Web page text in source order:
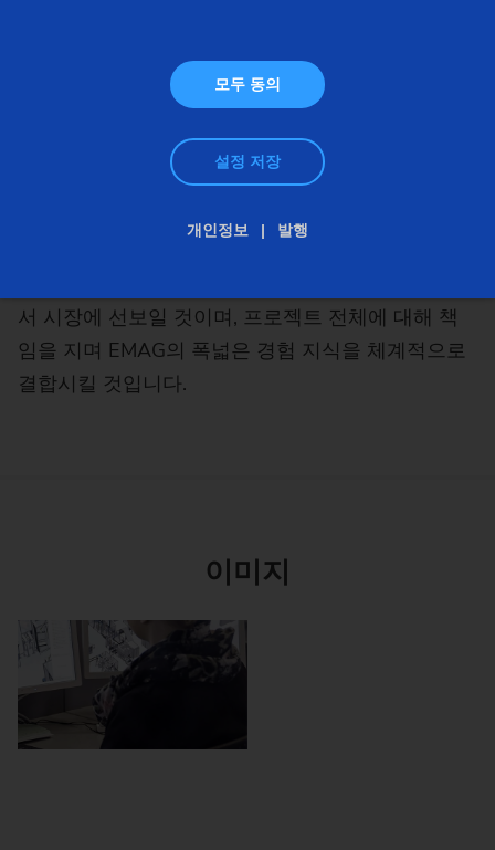
을 보장할 수 있습니다. 바로 이러한 분야에서 EMAG
경질 가공 방식까지 모든 프로세스 체인을 제공하는
소수의 장비 제조업체에 속합니다. 이제 전문가들이
다음 단계를 진행합니다: EMAG Systems는 창립하
서 시장에 선보일 것이며, 프로젝트 전체에 대해 책
임을 지며 EMAG의 폭넓은 경험 지식을 체계적으로
결합시킬 것입니다.
이미지
모두 동의
설정 저장
개인정보 발행